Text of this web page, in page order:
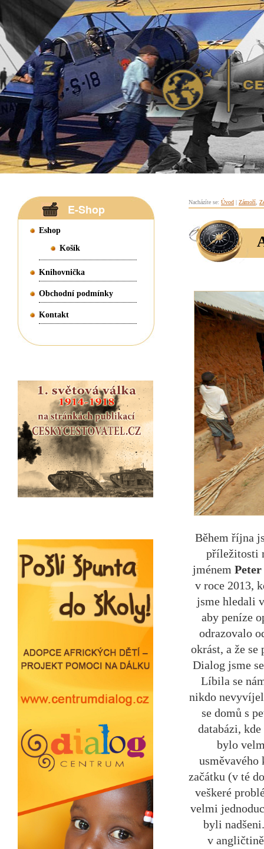
Nacházíte se: Úvod | Zámoří
Během října
příležitosti
jménem
v roce 2013,
jsme hledali
aby peníze
odrazovalo
okrást, a že se
Dialog jsme
Líbila se
nikdo
se domů s
databázi,
bylo
usměvavého
začátku (v té
veškeré
velmi
byli
v
E-Shop
Eshop
Košík
Knihovnička
Obchodní podmínky
Kontakt